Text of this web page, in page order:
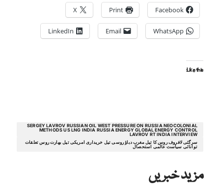
Facebook
Print
X
WhatsApp
Email
LinkedIn
Like this:
SERGEY LAVROV RUSSIAN OIL WEST PRESSURE ON RUSSIA NEOCOLONIAL
METHODS US LNG INDIA RUSSIA ENERGY GLOBAL ENERGY CONTROL
LAVROV RT INDIA INTERVIEW
سرگئی لافروف روس کا تیل مغرب دباؤ روسی تیل خریداری امریکی تیل بھارت روس تعلقات
توانائی سیاست عالمی استحصال
مزید خبریں